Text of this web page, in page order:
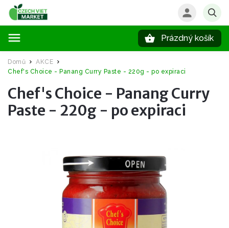
Prázdný košík
Domů / AKCE /
Chef's Choice - Panang Curry Paste - 220g - po expiraci
Chef's Choice - Panang Curry
Paste - 220g - po expiraci